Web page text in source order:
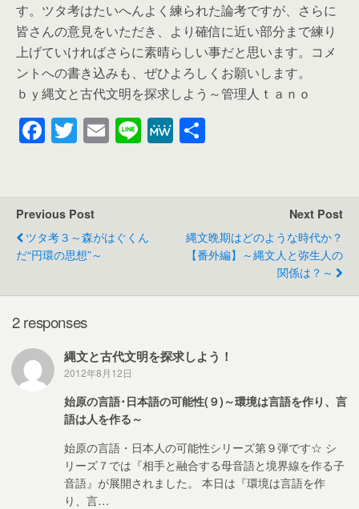
す。ツタ考はたいへんよく練られた論考ですが、さらに
皆さんの意見をいただき、より確信に近い部分まで練り
上げていければさらに素晴らしい事だと思います。コメ
ントへの書き込みも、ぜひよろしくお願いします。
ｂｙ縄文と古代文明を探求しよう～管理人ｔａｎｏ
F
e
b
o
k
T
er
E Li M
Previous Post
ツタ考３～森がはぐくん
だ“円環の思想”～
Next Post
縄文晩期はどのような時代か？
【番外編】～縄文人と弥生人の
関係は？～
2 responses
縄文と古代文明を探求しよう！
2012年8月12日
始原の言語･日本語の可能性(９)～環境は言語を作り、言
語は人を作る～
始原の言語・日本人の可能性シリーズ第９弾です☆ シ
リーズ７では『相手と融合する母音語と境界線を作る子
音語』が展開されました。 本日は『環境は言語を作
り、言…